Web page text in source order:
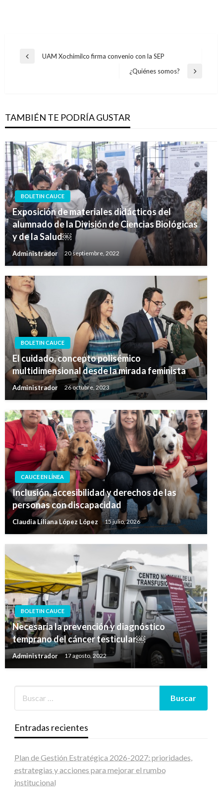
Navegación
Entrada
UAM Xochimilco firma convenio con la SEP
Entrada
¿Quiénes somos?
TAMBIÉN TE PODRÍA GUSTAR
BOLETIN CAUCE
Exposición de materiales didácticos del
alumnado de la División de Ciencias Biológicas
y de la Salud￼
Administrador 20 septiembre, 2022
BOLETIN CAUCE
El cuidado, concepto polisémico
multidimensional desde la mirada feminista
Administrador 26 octubre, 2023
CAUCE EN LÍNEA
Inclusión, accesibilidad y derechos de las
personas con discapacidad
Claudia Liliana López López 15 julio, 2026
BOLETIN CAUCE
Necesaria la prevención y diagnóstico
temprano del cáncer testicular￼
Administrador 17 agosto, 2022
Entradas recientes
Plan de Gestión Estratégica 2026-2027: prioridades,
estrategias y acciones para mejorar el rumbo
institucional